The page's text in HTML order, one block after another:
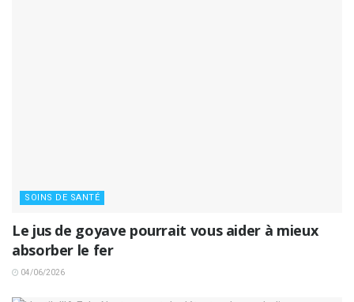
SOINS DE SANTÉ
Le jus de goyave pourrait vous aider à mieux
absorber le fer
04/06/2026